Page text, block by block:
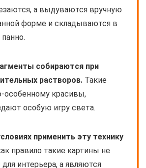
а выдуваются вручную
форме и складываются в
собираются при
растворов. Такие
особенному красивы,
особую игру света.
применить эту технику
правило такие картины не
интерьера, а являются